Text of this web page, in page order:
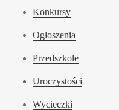
Konkursy
Ogłoszenia
Przedszkole
Uroczystości
Wycieczki